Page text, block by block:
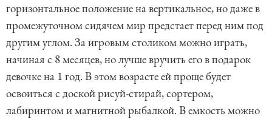
горизонтальное положение на вертикальное, но даже в
промежуточном сидячем мир предстает перед ним под
другим углом. За игровым столиком можно играть,
начиная с 8 месяцев, но лучше вручить его в подарок
девочке на 1 год. В этом возрасте ей проще будет
освоиться с доской рисуй-стирай, сортером,
лабиринтом и магнитной рыбалкой. В емкость можно